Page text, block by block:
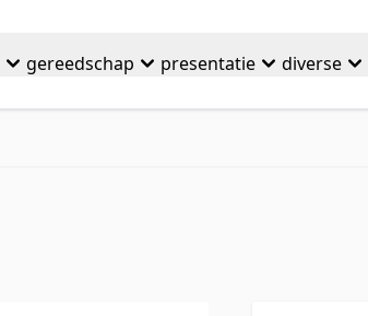
gereedschap presentatie diverse